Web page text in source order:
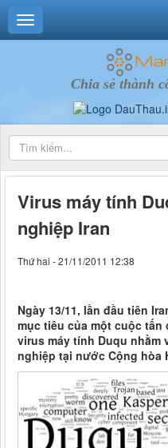
Chia sẻ thành
Virus máy tính
nghiệp Iran
Thứ hai - 21/11/2011 12:38
Ngày 13/11, lần đầu tiên
mục tiêu của một cuộc tấn
virus máy tính Duqu nhằm
nghiệp tại nước Cộng hòa